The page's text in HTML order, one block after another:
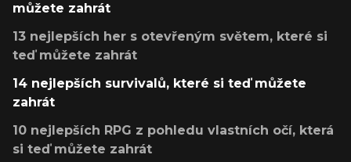
můžete zahrát
13 nejlepších her s otevřeným světem, které si
teď můžete zahrát
14 nejlepších survivalů, které si teď můžete
zahrát
10 nejlepších RPG z pohledu vlastních očí, která
si teď můžete zahrát